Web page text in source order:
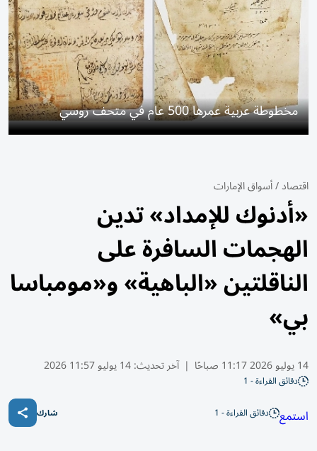
مخطوطة عربية عمرها 500 عام في متحف روسي
اقتصاد/أسواق الإمارات
«أدنوك للإمداد» تدين
الهجمات السافرة على
الناقلتين «الباهية» و«مومباسا
بي»
14 يوليو 2026 11:17 صباحًا | آخر تحديث:14 يوليو 11:57 2026
دقائق القراءة - 1
استمع دقائق القراءة - 1 شارك